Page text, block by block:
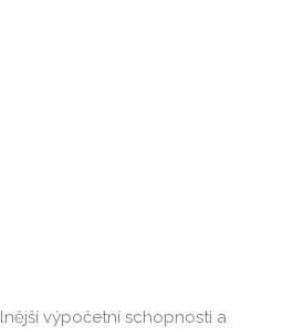
výpočetní schopnosti a